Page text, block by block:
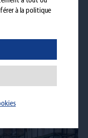
à la politique